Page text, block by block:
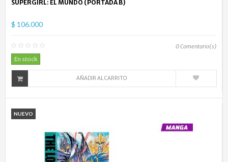
SUPERGIRL: EL MUNDO (PORTADA B)
$ 106.000
0Comentario(s)
En stock
AÑADIR AL CARRITO
NUEVO